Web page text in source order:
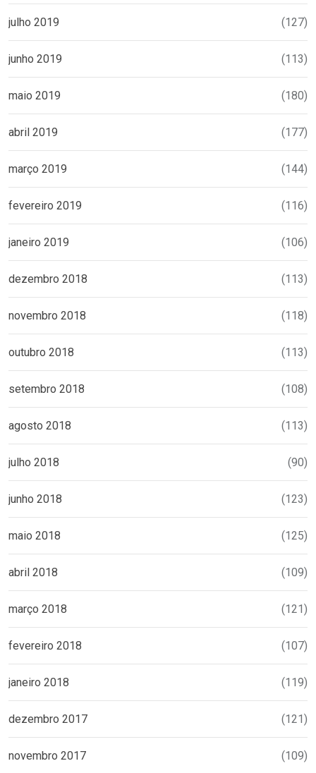
julho 2019 (127)
junho 2019 (113)
maio 2019 (180)
abril 2019 (177)
março 2019 (144)
fevereiro 2019 (116)
janeiro 2019 (106)
dezembro 2018 (113)
novembro 2018 (118)
outubro 2018 (113)
setembro 2018 (108)
agosto 2018 (113)
julho 2018 (90)
junho 2018 (123)
maio 2018 (125)
abril 2018 (109)
março 2018 (121)
fevereiro 2018 (107)
janeiro 2018 (119)
dezembro 2017 (121)
novembro 2017 (109)